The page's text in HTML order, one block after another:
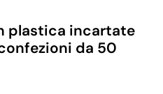
plastica incartate
da 50